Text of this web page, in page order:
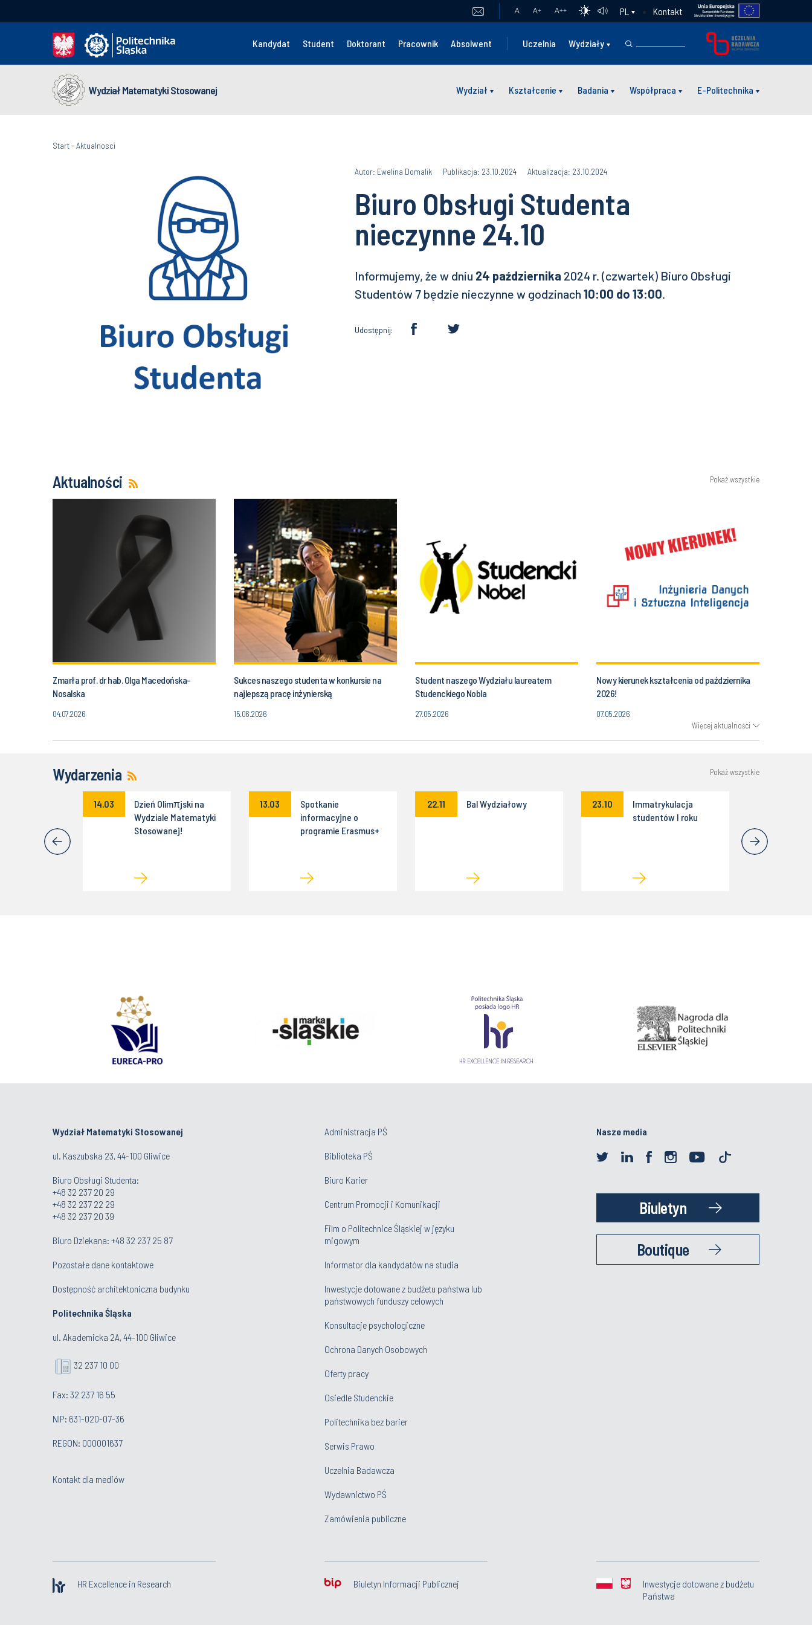
A A+ A++ PL Kontakt
Kandydat Student Doktorant Pracownik Absolwent Uczelnia Wydziały
Wydział Matematyki Stosowanej Wydział Kształcenie Badania Współpraca E-Politechnika
Start-Aktualnosci
Autor: Ewelina Domalik Publikacja: 23.10.2024 Aktualizacja: 23.10.2024
Biuro Obsługi Studenta
nieczynne 24.10
Informujemy, że w dniu 24 października 2024 r. (czwartek) Biuro Obsługi
Studentów 7 będzie nieczynne w godzinach 10:00 do 13:00.
Udostępnij:
Aktualności Pokaż wszystkie
Zmarła prof. dr hab. Olga Macedońska-
Nosalska
04.07.2026
Sukces naszego studenta w konkursie na
najlepszą pracę inżynierską
15.06.2026
Student naszego Wydziału laureatem
Studenckiego Nobla
27.05.2026
Nowy kierunek kształcenia od października
2026!
07.05.2026
Więcej aktualności
Wydarzenia Pokaż wszystkie
14.03
Dzień Olimπjski na
Wydziale Matematyki
Stosowanej!
13.03
Spotkanie
informacyjne o
programie Erasmus+
22.11 Bal Wydziałowy 23.10
Immatrykulacja
studentów I roku
Wydział Matematyki Stosowanej
ul. Kaszubska 23, 44-100 Gliwice
Biuro Obsługi Studenta:
+48 32 237 20 29
+48 32 237 22 29
+48 32 237 20 39
Biuro Dziekana: +48 32 237 25 87
Pozostałe dane kontaktowe
Dostępność architektoniczna budynku
Politechnika Śląska
ul. Akademicka 2A, 44-100 Gliwice
32 237 10 00
Fax: 32 237 16 55
NIP: 631-020-07-36
REGON: 000001637
Kontakt dla mediów
Administracja PŚ
Biblioteka PŚ
Biuro Karier
Centrum Promocji i Komunikacji
Film o Politechnice Śląskiej w języku
migowym
Informator dla kandydatów na studia
Inwestycje dotowane z budżetu państwa lub
państwowych funduszy celowych
Konsultacje psychologiczne
Ochrona Danych Osobowych
Oferty pracy
Osiedle Studenckie
Politechnika bez barier
Serwis Prawo
Uczelnia Badawcza
Wydawnictwo PŚ
Zamówienia publiczne
Nasze media
Biuletyn
Boutique
HR Excellence in Research Biuletyn Informacji Publicznej
Inwestycje dotowane z budżetu
Państwa